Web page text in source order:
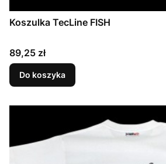
Koszulka TecLine FISH
Cena
89,25 zł
Do koszyka